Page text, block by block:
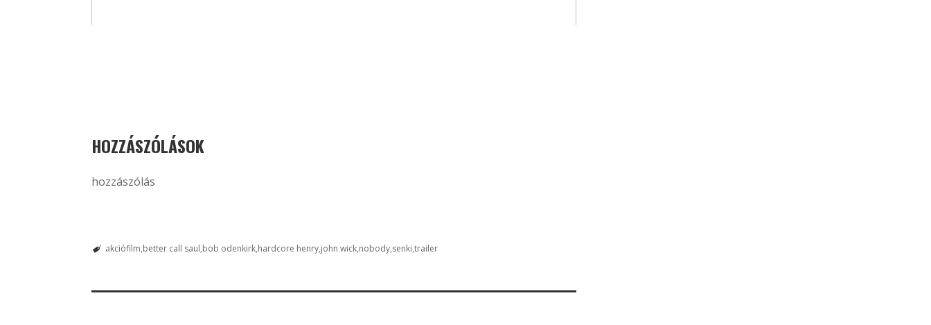
HOZZÁSZÓLÁSOK
hozzászólás
akciófilm better call saul bob odenkirk hardcore henry john wick nobody senki trailer